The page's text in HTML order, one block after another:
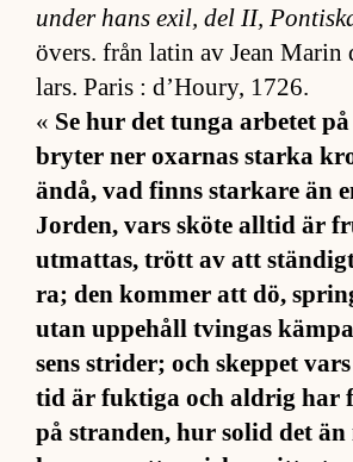
un­der hans ex­il, del II,
övers. från la­tin av Jean
lars. Pa­ris : d’Houry, 1726.
« Se hur det tunga ar­be­tet
bry­ter ner ox­ar­nas starka
än­då, vad finns star­kare än
Jor­den, vars sköte all­tid är
ut­mat­tas, trött av att
ra; den kom­mer att dö,
utan uppe­håll tvingas
sens stri­der; och skep­pet
tid är fuk­tiga och ald­rig har
på stran­den, hur so­lid det